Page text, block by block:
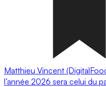
Matthieu Vincent
l’année 2026 sera celui du